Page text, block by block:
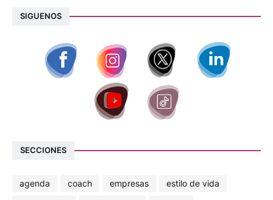
SIGUENOS
SECCIONES
agenda coach empresas
estilo de vida